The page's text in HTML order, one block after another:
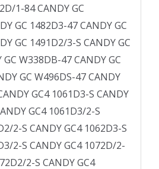
1-84 CANDY GC
GC 1482D3-47 CANDY GC
GC 1491D2/3-S CANDY GC
W338DB-47 CANDY GC
GC W496DS-47 CANDY
GC4 1061D3-S CANDY
GC4 1061D3/2-S
2-S CANDY GC4 1062D3-S
2-S CANDY GC4 1072D/2-
2-S CANDY GC4